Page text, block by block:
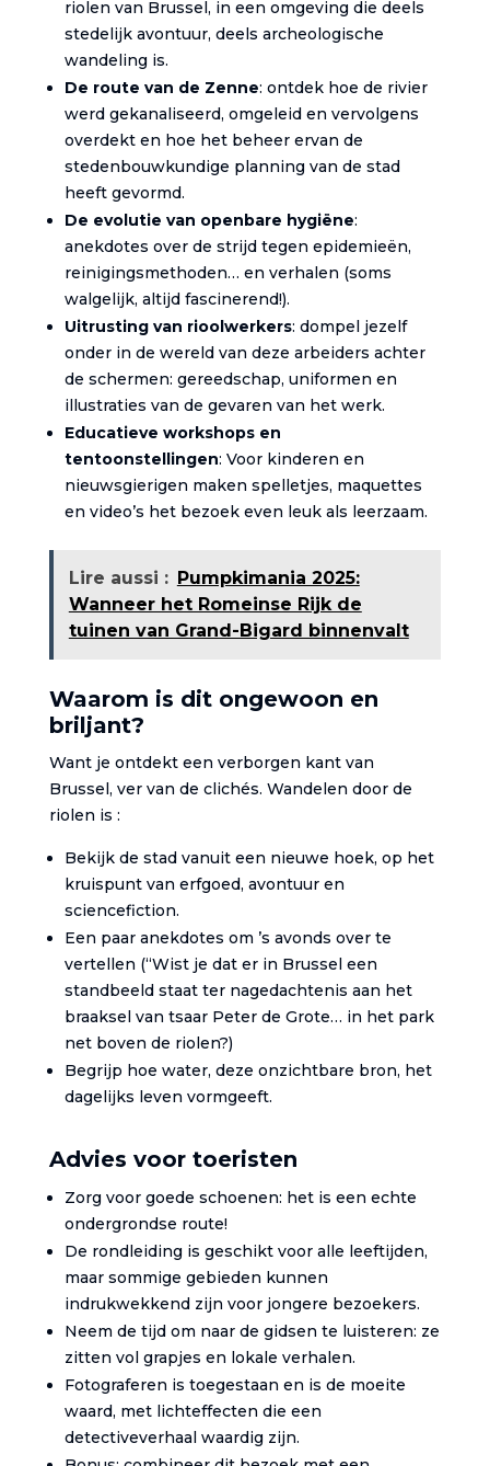
riolen van Brussel, in een omgeving die deels
stedelijk avontuur, deels archeologische
wandeling is.
De route van de Zenne: ontdek hoe de rivier
werd gekanaliseerd, omgeleid en vervolgens
overdekt en hoe het beheer ervan de
stedenbouwkundige planning van de stad
heeft gevormd.
De evolutie van openbare hygiëne:
anekdotes over de strijd tegen epidemieën,
reinigingsmethoden… en verhalen (soms
walgelijk, altijd fascinerend!).
Uitrusting van rioolwerkers: dompel jezelf
onder in de wereld van deze arbeiders achter
de schermen: gereedschap, uniformen en
illustraties van de gevaren van het werk.
Educatieve workshops en
tentoonstellingen: Voor kinderen en
nieuwsgierigen maken spelletjes, maquettes
en video’s het bezoek even leuk als leerzaam.
Lire aussi : Pumpkimania 2025:
Wanneer het Romeinse Rijk de
tuinen van Grand-Bigard binnenvalt
Waarom is dit ongewoon en
briljant?
Want je ontdekt een verborgen kant van
Brussel, ver van de clichés. Wandelen door de
riolen is :
Bekijk de stad vanuit een nieuwe hoek, op het
kruispunt van erfgoed, avontuur en
sciencefiction.
Een paar anekdotes om ’s avonds over te
vertellen (“Wist je dat er in Brussel een
standbeeld staat ter nagedachtenis aan het
braaksel van tsaar Peter de Grote… in het park
net boven de riolen?)
Begrijp hoe water, deze onzichtbare bron, het
dagelijks leven vormgeeft.
Advies voor toeristen
Zorg voor goede schoenen: het is een echte
ondergrondse route!
De rondleiding is geschikt voor alle leeftijden,
maar sommige gebieden kunnen
indrukwekkend zijn voor jongere bezoekers.
Neem de tijd om naar de gidsen te luisteren: ze
zitten vol grapjes en lokale verhalen.
Fotograferen is toegestaan en is de moeite
waard, met lichteffecten die een
detectiveverhaal waardig zijn.